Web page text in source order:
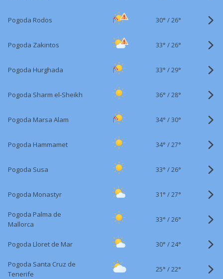
Pogoda Rodos 30° /26°
Pogoda Zakintos 33° /26°
Pogoda Hurghada 33° /29°
Pogoda Sharm el-Sheikh 36° /28°
Pogoda Marsa Alam 34° /30°
Pogoda Hammamet 34° /27°
Pogoda Susa 33° /26°
Pogoda Monastyr 31° /27°
Pogoda Palma de
Mallorca
33° /26°
Pogoda Lloret de Mar 30° /24°
Pogoda Santa Cruz de
Tenerife
25° /22°